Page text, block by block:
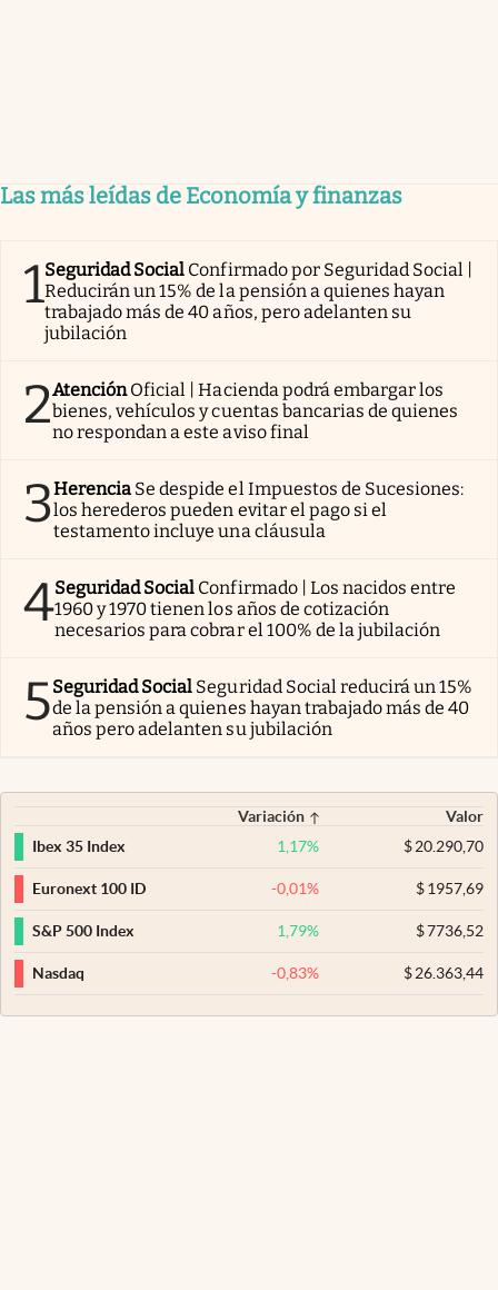
Las más leídas de Economía y finanzas
1Seguridad Social Confirmado por Seguridad Social |
Reducirán un 15% de la pensión a quienes hayan
trabajado más de 40 años, pero adelanten su
jubilación
2AtenciónOficial | Hacienda podrá embargar los
bienes, vehículos y cuentas bancarias de quienes
no respondan a este aviso final
3Herencia Se despide el Impuestos de Sucesiones:
los herederos pueden evitar el pago si el
testamento incluye una cláusula
4Seguridad Social Confirmado | Los nacidos entre
1960 y 1970 tienen los años de cotización
necesarios para cobrar el 100% de la jubilación
5Seguridad Social Seguridad Social reducirá un 15%
de la pensión a quienes hayan trabajado más de 40
años pero adelanten su jubilación
Variación
Valor
Ibex 35 Index
1,17% $20.290,70
Euronext 100 ID -0,01% $1957,69
S&P 500 Index 1,79% $7736,52
Nasdaq -0,83% $26.363,44